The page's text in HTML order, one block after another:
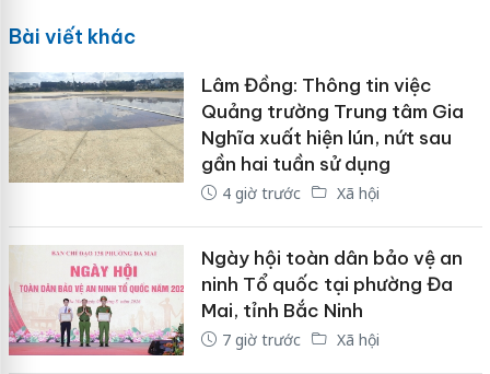
Bài viết khác
Lâm Đồng: Thông tin việc
Quảng trường Trung tâm Gia
Nghĩa xuất hiện lún, nứt sau
gần hai tuần sử dụng
4 giờ trước Xã hội
Ngày hội toàn dân bảo vệ an
ninh Tổ quốc tại phường Đa
Mai, tỉnh Bắc Ninh
7 giờ trước Xã hội